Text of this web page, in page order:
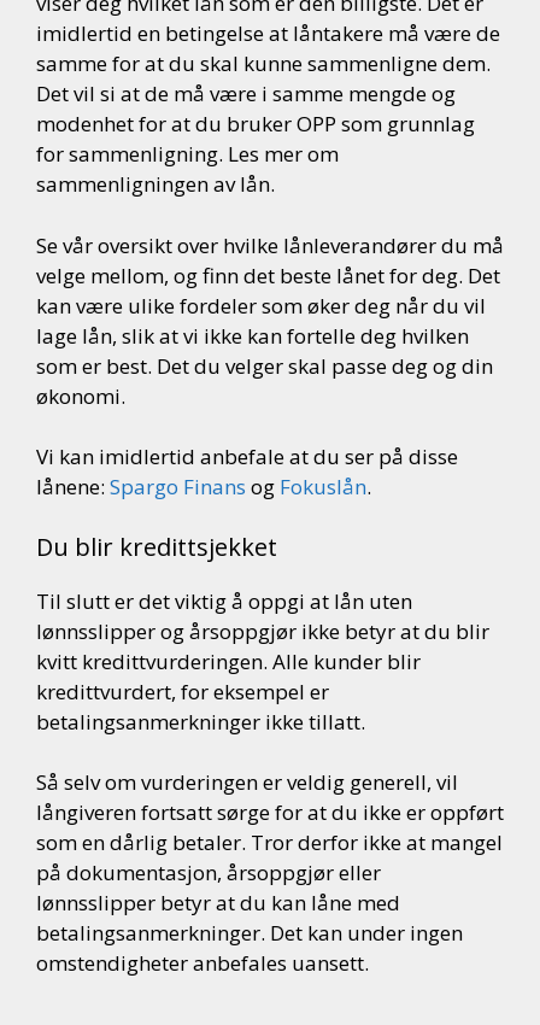
imidlertid en betingelse at låntakere må være de
samme for at du skal kunne sammenligne dem.
Det vil si at de må være i samme mengde og
modenhet for at du bruker OPP som grunnlag
for sammenligning. Les mer om
sammenligningen av lån.
Se vår oversikt over hvilke lånleverandører du må
velge mellom, og finn det beste lånet for deg. Det
kan være ulike fordeler som øker deg når du vil
lage lån, slik at vi ikke kan fortelle deg hvilken
som er best. Det du velger skal passe deg og din
økonomi.
Vi kan imidlertid anbefale at du ser på disse
lånene: Spargo Finans og Fokuslån.
Du blir kredittsjekket
Til slutt er det viktig å oppgi at lån uten
lønnsslipper og årsoppgjør ikke betyr at du blir
kvitt kredittvurderingen. Alle kunder blir
kredittvurdert, for eksempel er
betalingsanmerkninger ikke tillatt.
Så selv om vurderingen er veldig generell, vil
långiveren fortsatt sørge for at du ikke er oppført
som en dårlig betaler. Tror derfor ikke at mangel
på dokumentasjon, årsoppgjør eller
lønnsslipper betyr at du kan låne med
betalingsanmerkninger. Det kan under ingen
omstendigheter anbefales uansett.